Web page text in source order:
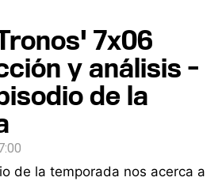
7x06
y análisis -
de la
de la temporada nos acerca a